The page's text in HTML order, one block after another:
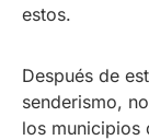
estos.
Después de
senderismo,
los municipios